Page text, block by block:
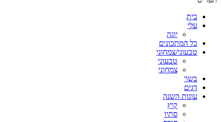
בית
עלי
יוגה
כל המתכונים
טבעוני/צמחוני
טבעוני
צמחוני
בשר
דגים
עונות השנה
קיץ
סתיו